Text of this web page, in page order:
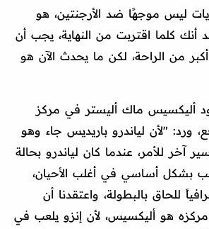
ليس موجهًا ضد الأرجنتين، هو
أنك كلما اقتربت من النهاية، يجب أن
من الراحة، لكن ما يحدث الآن هو
أليكسيس ماك أليستر في مركز
ورد: "لأن لياندرو باريديس جاء وهو
آخر للأمر، عندما كان لياندرو بحالة
بشكل أساسي في أغلب الأحيان،
للحاق بالبطولة، واعتقدنا أن
مركزه هو أليكسيس، لأن إنزو يلعب في